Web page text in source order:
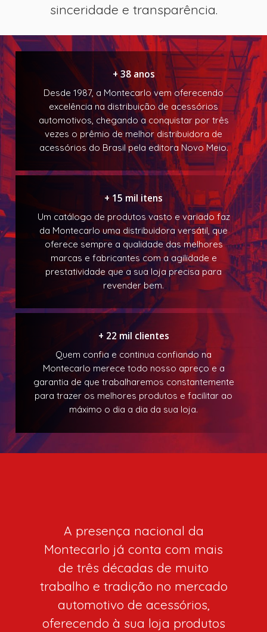
sinceridade e transparência.
+ 38 anos
Desde 1987, a Montecarlo vem oferecendo
excelência na distribuição de acessórios
automotivos, chegando a conquistar por três
vezes o prêmio de melhor distribuidora de
acessórios do Brasil pela editora Novo Meio.
+ 15 mil itens
Um catálogo de produtos vasto e variado faz
da Montecarlo uma distribuidora versátil, que
oferece sempre a qualidade das melhores
marcas e fabricantes com a agilidade e
prestatividade que a sua loja precisa para
revender bem.
+ 22 mil clientes
Quem confia e continua confiando na
Montecarlo merece todo nosso apreço e a
garantia de que trabalharemos constantemente
para trazer os melhores produtos e facilitar ao
máximo o dia a dia da sua loja.
A presença nacional da
Montecarlo já conta com mais
de três décadas de muito
trabalho e tradição no mercado
automotivo de acessórios,
oferecendo à sua loja produtos